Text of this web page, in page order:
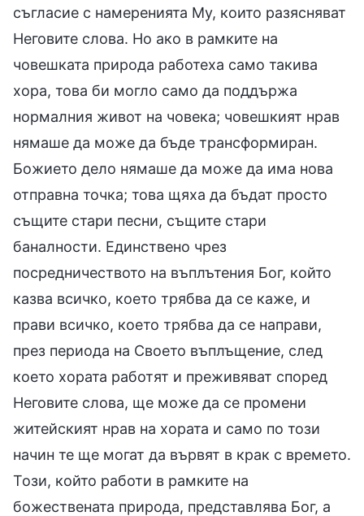
съгласие с намеренията Му, които разясняват
Неговите слова. Но ако в рамките на
човешката природа работеха само такива
хора, това би могло само да поддържа
нормалния живот на човека; човешкият нрав
нямаше да може да бъде трансформиран.
Божието дело нямаше да може да има нова
отправна точка; това щяха да бъдат просто
същите стари песни, същите стари
баналности. Единствено чрез
посредничеството на въплътения Бог, който
казва всичко, което трябва да се каже, и
прави всичко, което трябва да се направи,
през периода на Своето въплъщение, след
което хората работят и преживяват според
Неговите слова, ще може да се промени
житейският нрав на хората и само по този
начин те ще могат да вървят в крак с времето.
Този, който работи в рамките на
божествената природа, представлява Бог, а